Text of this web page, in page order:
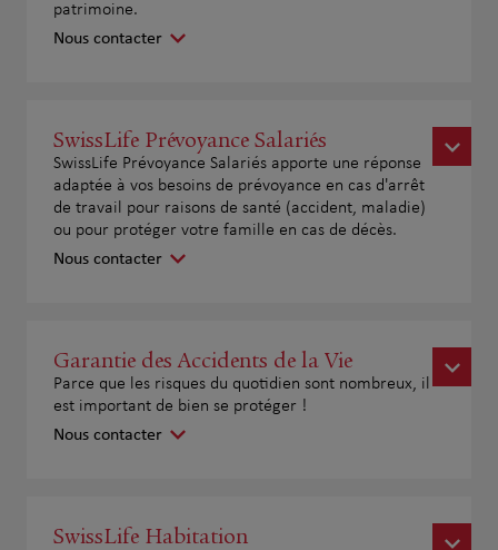
patrimoine.
Nous contacter
SwissLife Prévoyance Salariés
SwissLife Prévoyance Salariés apporte une réponse
adaptée à vos besoins de prévoyance en cas d'arrêt
de travail pour raisons de santé (accident, maladie)
ou pour protéger votre famille en cas de décès.
Nous contacter
Garantie des Accidents de la Vie
Parce que les risques du quotidien sont nombreux, il
est important de bien se protéger !
Nous contacter
SwissLife Habitation